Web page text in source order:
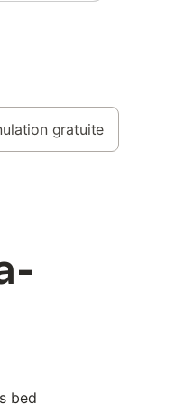
gratuite
bed